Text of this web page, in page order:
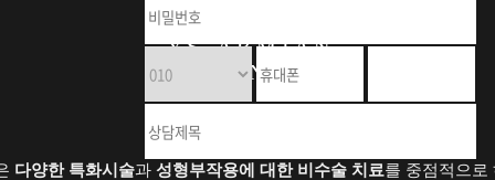
Y S - A R M I A N
C L I N I C
다양한 특화시술과 성형부작용에 대한 비수술 치료를 중점적으로